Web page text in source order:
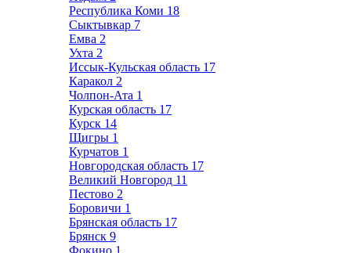
Республика Коми 18
Сыктывкар 7
Емва 2
Ухта 2
Иссык-Кульская область 17
Каракол 2
Чолпон-Ата 1
Курская область 17
Курск 14
Щигры 1
Курчатов 1
Новгородская область 17
Великий Новгород 11
Пестово 2
Боровичи 1
Брянская область 17
Брянск 9
Фокино 1